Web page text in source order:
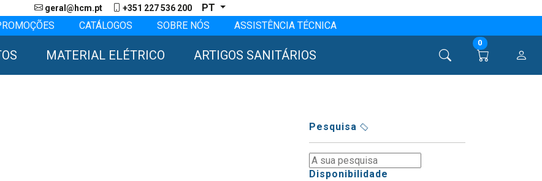
geral@hcm.pt +351 227 536 200
PT
CATÁLOGOS SOBRE NÓS ASSISTÊNCIA TÉCNICA
MATERIAL ELÉTRICO ARTIGOS SANITÁRIOS
0
Pesquisa
Disponibilidade